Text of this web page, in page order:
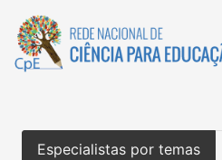
Especialistas por temas